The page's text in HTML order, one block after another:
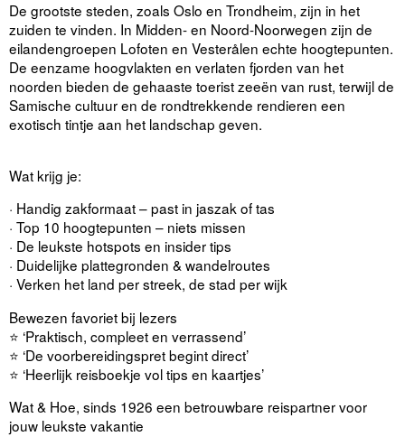
De grootste steden, zoals Oslo en Trondheim, zijn in het
zuiden te vinden. In Midden- en Noord-Noorwegen zijn de
eilandengroepen Lofoten en Vesterålen echte hoogtepunten.
De eenzame hoogvlakten en verlaten fjorden van het
noorden bieden de gehaaste toerist zeeën van rust, terwijl de
Samische cultuur en de rondtrekkende rendieren een
exotisch tintje aan het landschap geven.
Wat krijg je:
· Handig zakformaat – past in jaszak of tas
· Top 10 hoogtepunten – niets missen
· De leukste hotspots en insider tips
· Duidelijke plattegronden & wandelroutes
· Verken het land per streek, de stad per wijk
Bewezen favoriet bij lezers
⭐ ‘Praktisch, compleet en verrassend’
⭐ ‘De voorbereidingspret begint direct’
⭐ ‘Heerlijk reisboekje vol tips en kaartjes’
Wat & Hoe, sinds 1926 een betrouwbare reispartner voor
jouw leukste vakantie